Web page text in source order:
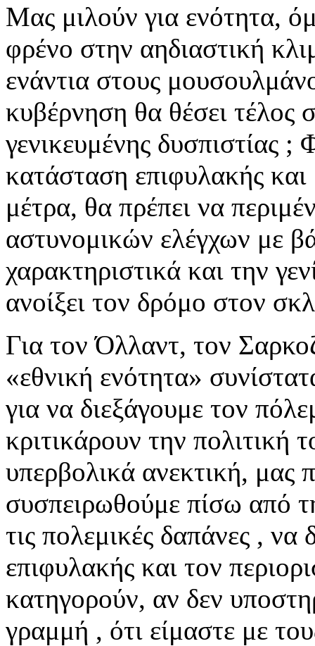
Μας μιλούν για ενότητα,
φρένο στην αηδιαστική
ενάντια στους
κυβέρνηση θα θέσει τέλος
γενικευμένης δυσπιστίας
κατάσταση επιφυλακής
μέτρα, θα πρέπει να
αστυνομικών ελέγχων με
χαρακτηριστικά και την
ανοίξει τον δρόμο στον
Για τον Όλλαντ, τον
«εθνική ενότητα»
για να διεξάγουμε τον
κριτικάρουν την
υπερβολικά ανεκτική, μας
συσπειρωθούμε πίσω από
τις πολεμικές δαπάνες ,
επιφυλακής και τον
κατηγορούν, αν δεν
γραμμή , ότι είμαστε με